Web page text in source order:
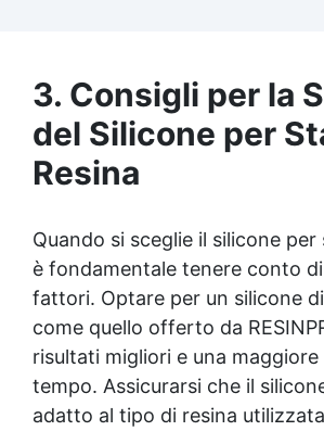
brillante.
3. Consigli per la
del Silicone per
Resina
Quando si sceglie il silicone per
è fondamentale tenere conto
fattori. Optare per un silicone
come quello offerto da
risultati migliori e una maggiore
tempo. Assicurarsi che il
adatto al tipo di resina